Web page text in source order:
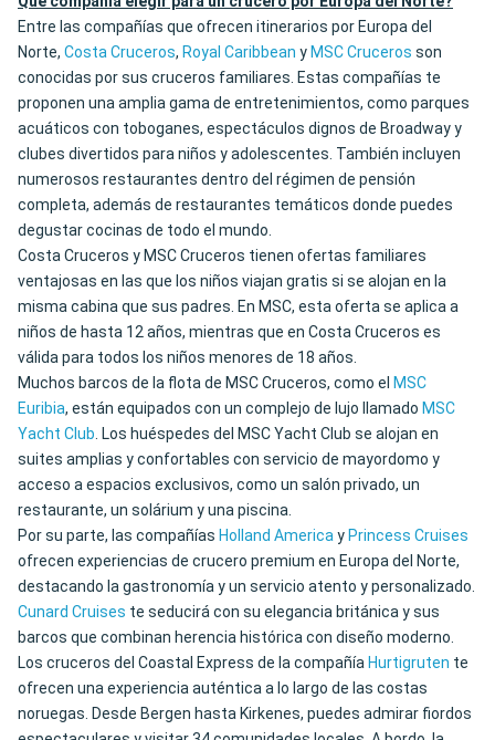
Entre las compañías que ofrecen itinerarios por Europa del
Norte, Costa Cruceros, Royal Caribbean y MSC Cruceros son
conocidas por sus cruceros familiares. Estas compañías te
proponen una amplia gama de entretenimientos, como parques
acuáticos con toboganes, espectáculos dignos de Broadway y
clubes divertidos para niños y adolescentes. También incluyen
numerosos restaurantes dentro del régimen de pensión
completa, además de restaurantes temáticos donde puedes
degustar cocinas de todo el mundo.
Costa Cruceros y MSC Cruceros tienen ofertas familiares
ventajosas en las que los niños viajan gratis si se alojan en la
misma cabina que sus padres. En MSC, esta oferta se aplica a
niños de hasta 12 años, mientras que en Costa Cruceros es
válida para todos los niños menores de 18 años.
Muchos barcos de la flota de MSC Cruceros, como el MSC
Euribia, están equipados con un complejo de lujo llamado MSC
Yacht Club. Los huéspedes del MSC Yacht Club se alojan en
suites amplias y confortables con servicio de mayordomo y
acceso a espacios exclusivos, como un salón privado, un
restaurante, un solárium y una piscina.
Por su parte, las compañías Holland Americay Princess Cruises
ofrecen experiencias de crucero premium en Europa del Norte,
destacando la gastronomía y un servicio atento y personalizado.
Cunard Cruises te seducirá con su elegancia británica y sus
barcos que combinan herencia histórica con diseño moderno.
Los cruceros del Coastal Express de la compañía Hurtigruten te
ofrecen una experiencia auténtica a lo largo de las costas
noruegas. Desde Bergen hasta Kirkenes, puedes admirar fiordos